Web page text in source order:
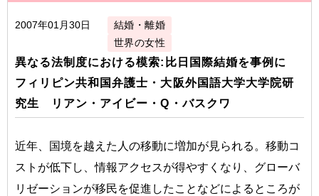
2007年01月30日
結婚・離婚
世界の女性
異なる法制度における模索:比日国際結婚を事例に
フィリピン共和国弁護士・大阪外国語大学大学院研
究生 リアン・アイビー・Q・バスクワ
近年、国境を越えた人の移動に増加が見られる。移動コ
ストが低下し、情報アクセスが得やすくなり、グローバ
リゼーションが移民を促進したことなどによるところが